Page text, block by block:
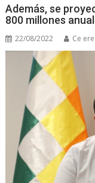
Además, se
800 millones
22/08/2022 Ce